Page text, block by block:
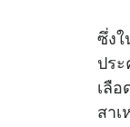
ซึ่ง
ปร
เลื
สา